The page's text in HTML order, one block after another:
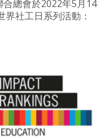
總會於2022年5月14
社工日系列活動：